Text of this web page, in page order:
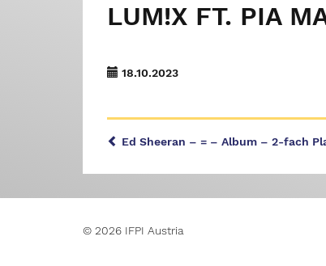
LUM!X FT. PIA
18.10.2023
Ed Sheeran – = – Album – 2-fach
© 2026 IFPI Austria